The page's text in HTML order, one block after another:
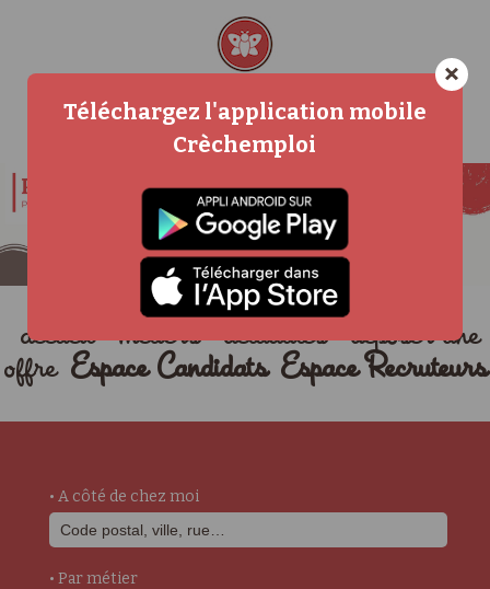
accueil métiers actualités
déposer une
offre Espace Candidats Espace Recruteurs
• A côté de chez moi
• Par métier
×
Téléchargez l'application mobile
Crèchemploi